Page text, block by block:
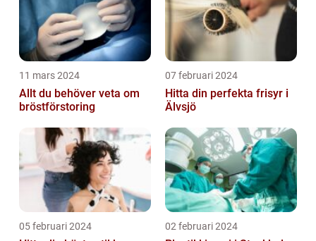
11 mars 2024
Allt du behöver veta om
bröstförstoring
07 februari 2024
Hitta din perfekta frisyr i
Älvsjö
05 februari 2024 02 februari 2024